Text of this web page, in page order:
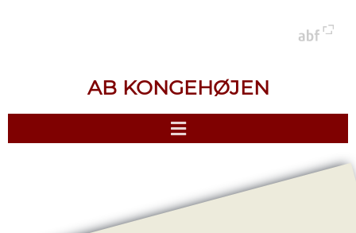
AB KONGEHØJEN